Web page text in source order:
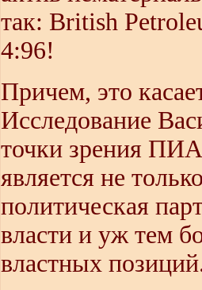
так: British
4:96!
Причем, это
Исследование
точки зрения
является не
политическая
власти и уж тем
властных